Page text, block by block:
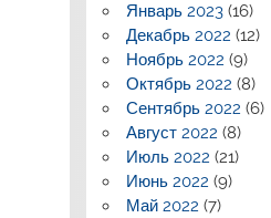
Январь 2023 (16)
Декабрь 2022 (12)
Ноябрь 2022 (9)
Октябрь 2022 (8)
Сентябрь 2022 (6)
Август 2022 (8)
Июль 2022 (21)
Июнь 2022 (9)
Май 2022 (7)